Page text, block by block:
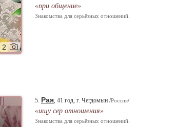
2
«при общение»
Знакомства для серьёзных отношений.
5. Рая, 41 год, г. Чегдомын /Россия/
«ищу сер отношения»
Знакомства для серьёзных отношений.